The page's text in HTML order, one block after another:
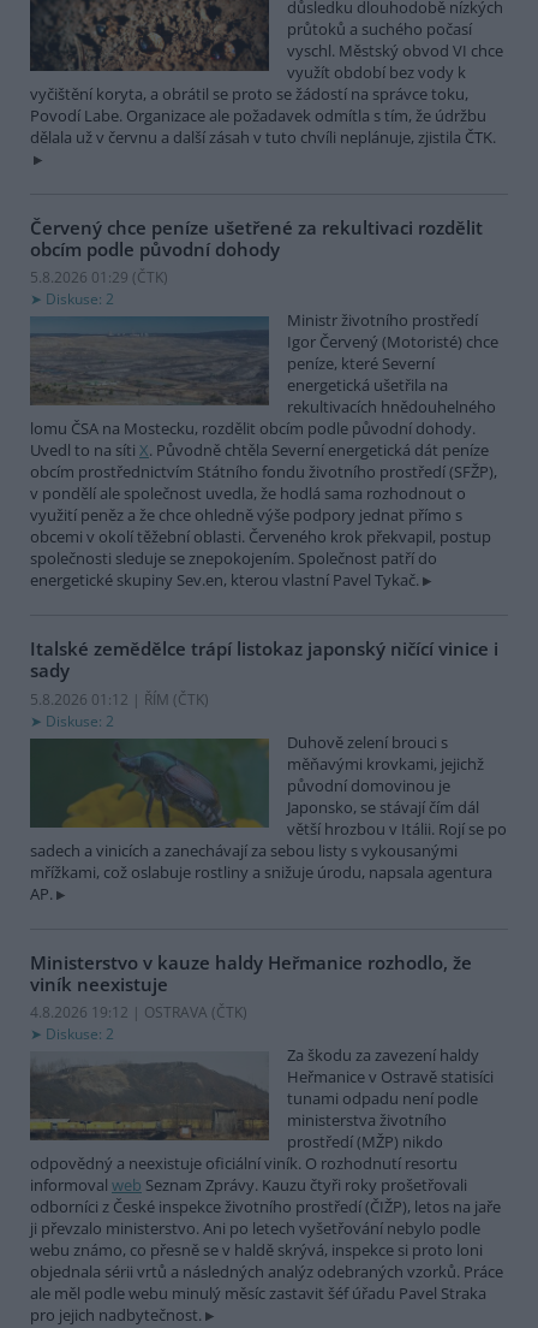
důsledku dlouhodobě nízkých
průtoků a suchého počasí
vyschl. Městský obvod VI chce
využít období bez vody k
vyčištění koryta, a obrátil se proto se žádostí na správce toku,
Povodí Labe. Organizace ale požadavek odmítla s tím, že údržbu
dělala už v červnu a další zásah v tuto chvíli neplánuje, zjistila ČTK.
Červený chce peníze ušetřené za rekultivaci rozdělit
obcím podle původní dohody
5.8.2026 01:29 (ČTK)
Diskuse: 2
Ministr životního prostředí
Igor Červený (Motoristé) chce
peníze, které Severní
energetická ušetřila na
rekultivacích hnědouhelného
lomu ČSA na Mostecku, rozdělit obcím podle původní dohody.
Uvedl to na síti X. Původně chtěla Severní energetická dát peníze
obcím prostřednictvím Státního fondu životního prostředí (SFŽP),
v pondělí ale společnost uvedla, že hodlá sama rozhodnout o
využití peněz a že chce ohledně výše podpory jednat přímo s
obcemi v okolí těžební oblasti. Červeného krok překvapil, postup
společnosti sleduje se znepokojením. Společnost patří do
energetické skupiny Sev.en, kterou vlastní Pavel Tykač.
Italské zemědělce trápí listokaz japonský ničící vinice i
sady
5.8.2026 01:12 | ŘÍM (ČTK)
Diskuse: 2
Duhově zelení brouci s
měňavými krovkami, jejichž
původní domovinou je
Japonsko, se stávají čím dál
větší hrozbou v Itálii. Rojí se po
sadech a vinicích a zanechávají za sebou listy s vykousanými
mřížkami, což oslabuje rostliny a snižuje úrodu, napsala agentura
AP.
Ministerstvo v kauze haldy Heřmanice rozhodlo, že
viník neexistuje
4.8.2026 19:12 | OSTRAVA (ČTK)
Diskuse: 2
Za škodu za zavezení haldy
Heřmanice v Ostravě statisíci
tunami odpadu není podle
ministerstva životního
prostředí (MŽP) nikdo
odpovědný a neexistuje oficiální viník. O rozhodnutí resortu
informoval web Seznam Zprávy. Kauzu čtyři roky prošetřovali
odborníci z České inspekce životního prostředí (ČIŽP), letos na jaře
ji převzalo ministerstvo. Ani po letech vyšetřování nebylo podle
webu známo, co přesně se v haldě skrývá, inspekce si proto loni
objednala sérii vrtů a následných analýz odebraných vzorků. Práce
ale měl podle webu minulý měsíc zastavit šéf úřadu Pavel Straka
pro jejich nadbytečnost.